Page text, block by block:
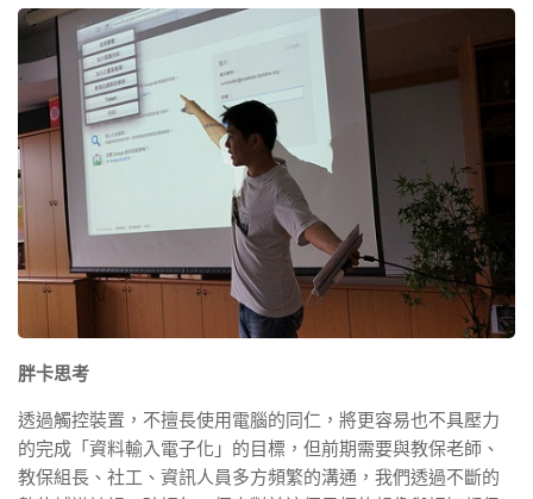
胖卡思考
透過觸控裝置，不擅長使用電腦的同仁，將更容易也不具壓力
的完成「資料輸入電子化」的目標，但前期需要與教保老師、
教保組長、社工、資訊人員多方頻繁的溝通，我們透過不斷的